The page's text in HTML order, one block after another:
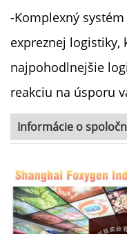
-Komplexný
expreznej logistiky,
najpohodlnejšie
reakciu na úsporu
Informácie o